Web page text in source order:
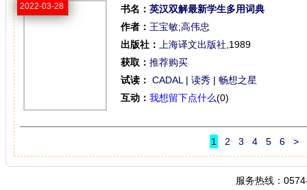
2022-03-28 书名： 英汉双解最新学生多用词典
作者： 王宝敏;高伟忠
出版社：
上海译文出版社 ,1989
获取： 推荐购买
试读： CADAL | 读秀 | 畅想之星
互动： 我想留下点什么(0)
1 2 3 4 5 6 >
服务热线：